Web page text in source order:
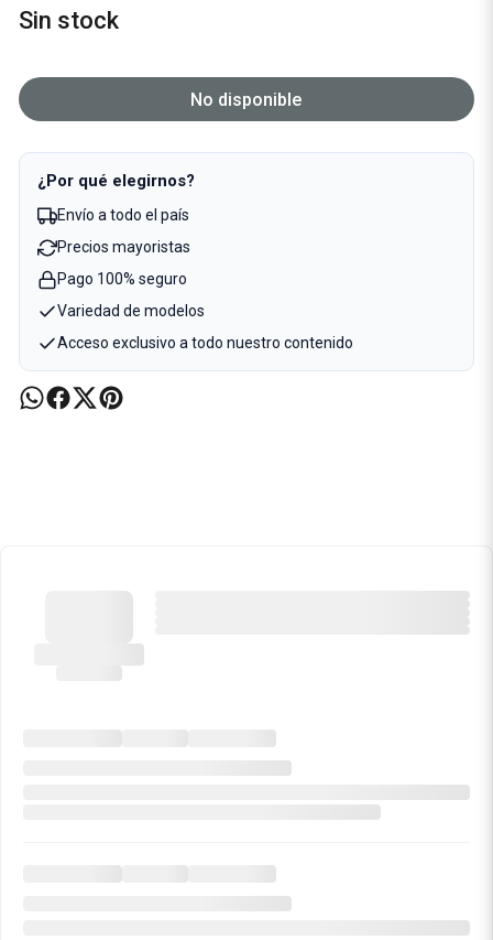
Sin stock
No disponible
¿Por qué elegirnos?
Envío a todo el país
Precios mayoristas
Pago 100% seguro
Variedad de modelos
Acceso exclusivo a todo nuestro contenido